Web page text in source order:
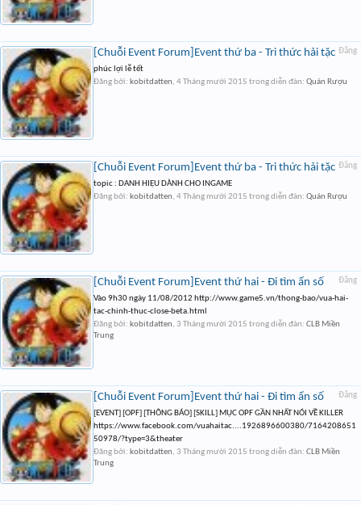
Đăng
[Chuỗi Event Forum]Event thứ ba - Tri thức hải tặc
phúc lợi lễ tết
Đăng bởi: kobitdatten, 4 Tháng mười 2015 trong diễn đàn: Quán Rượu
Đăng
[Chuỗi Event Forum]Event thứ ba - Tri thức hải tặc
topic : DANH HIỆU DÀNH CHO INGAME
Đăng bởi: kobitdatten, 4 Tháng mười 2015 trong diễn đàn: Quán Rượu
Đăng
[Chuỗi Event Forum]Event thứ hai - Đi tìm ẩn số
Vào 9h30 ngày 11/08/2012 http://www.game5.vn/thong-bao/vua-hai-
tac-chinh-thuc-close-beta.html
Đăng bởi: kobitdatten, 3 Tháng mười 2015 trong diễn đàn: CLB Miền
Trung
Đăng
[Chuỗi Event Forum]Event thứ hai - Đi tìm ẩn số
[EVENT] [OPF] [THÔNG BÁO] [SKILL] MỤC OPF GẦN NHẤT NÓI VỀ KILLER
https://www.facebook.com/vuahaitac....1926896600380/7164208651
50978/?type=3&theater
Đăng bởi: kobitdatten, 3 Tháng mười 2015 trong diễn đàn: CLB Miền
Trung